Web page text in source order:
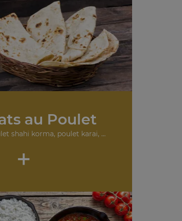
au Poulet
shahi korma, poulet karai, ...
+